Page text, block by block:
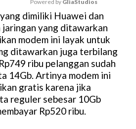
M
u
t
e
Powered by GliaStudios
dimiliki Huawei dan
jaringan yang ditawarkan
modem ini layak untuk
ditawarkan juga terbilang
ribu pelanggan sudah
14Gb. Artinya modem ini
gratis karena jika
reguler sebesar 10Gb
Rp520 ribu.